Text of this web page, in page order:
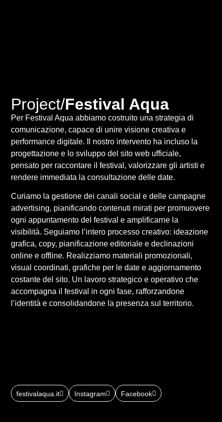
Project/Festival Aqua
Per Festival Aqua abbiamo costruito una strategia di
comunicazione, capace di unire visione creativa e
performance digitale. Il nostro intervento ha incluso la
progettazione e lo sviluppo del sito web ufficiale,
pensato per raccontare il festival, valorizzare gli artisti e
rendere immediata la consultazione delle date.
Curiamo la gestione dei canali social e delle campagne
advertising, pianificando contenuti mirati per promuovere
ogni appuntamento del festival e amplificarne la
visibilità. Seguiamo l’intero processo creativo: ideazione
grafica, copy, pianificazione editoriale e declinazioni
online e offline. Realizziamo materiali promozionali,
visual coordinati, grafiche per le date e aggiornamento
costante del sito. Un lavoro strategico e operativo che
accompagna il festival in ogni fase, rafforzandone
l’identità e consolidandone la presenza sul territorio.
festivalaqua.it Instagram Facebook